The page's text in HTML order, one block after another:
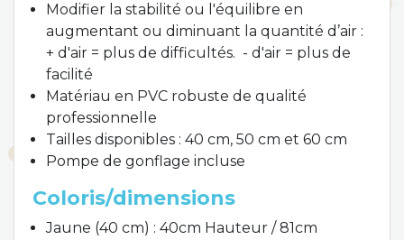
Modifier la stabilité ou l'équilibre en
augmentant ou diminuant la quantité d’air :
+ d'air = plus de difficultés. - d'air = plus de
facilité
Matériau en PVC robuste de qualité
professionnelle
Tailles disponibles : 40 cm, 50 cm et 60 cm
Pompe de gonflage incluse
Coloris/dimensions
Jaune (40 cm) : 40cm Hauteur / 81cm